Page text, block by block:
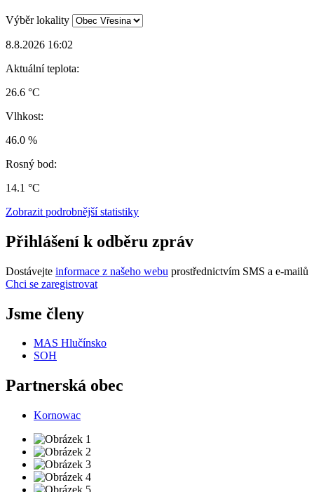
Výběr lokality
8.8.2026 16:02
Aktuální teplota:
26.6 °C
Vlhkost:
46.0 %
Rosný bod:
14.1 °C
Zobrazit podrobnější statistiky
Přihlášení k odběru zpráv
Dostávejte informace z našeho webu prostřednictvím SMS a e-mailů
Chci se zaregistrovat
Jsme členy
MAS Hlučínsko
SOH
Partnerská obec
Kornowac